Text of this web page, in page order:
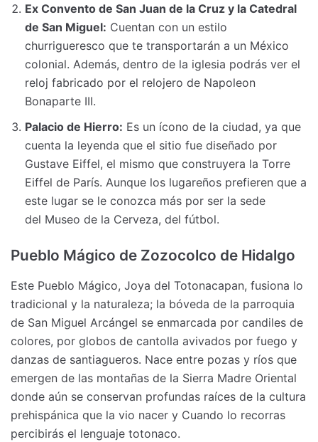
Ex Convento de San Juan de la Cruz y la Catedral
de San Miguel: Cuentan con un estilo
churrigueresco que te transportarán a un México
colonial. Además, dentro de la iglesia podrás ver el
reloj fabricado por el relojero de Napoleon
Bonaparte III.
Palacio de Hierro: Es un ícono de la ciudad, ya que
cuenta la leyenda que el sitio fue diseñado por
Gustave Eiffel, el mismo que construyera la Torre
Eiffel de París. Aunque los lugareños prefieren que a
este lugar se le conozca más por ser la sede
del Museo de la Cerveza, del fútbol.
Pueblo Mágico de Zozocolco de Hidalgo
Este Pueblo Mágico, Joya del Totonacapan, fusiona lo
tradicional y la naturaleza; la bóveda de la parroquia
de San Miguel Arcángel se enmarcada por candiles de
colores, por globos de cantolla avivados por fuego y
danzas de santiagueros. Nace entre pozas y ríos que
emergen de las montañas de la Sierra Madre Oriental
donde aún se conservan profundas raíces de la cultura
prehispánica que la vio nacer y Cuando lo recorras
percibirás el lenguaje totonaco.